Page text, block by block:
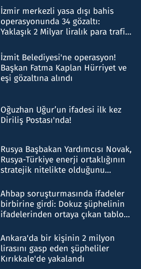
İzmir merkezli yasa dışı bahis
operasyonunda 34 gözaltı:
Yaklaşık 2 Milyar liralık para trafiği
İzmit Belediyesi'ne operasyon!
Başkan Fatma Kaplan Hürriyet ve
eşi gözaltına alındı
Oğuzhan Uğur’un ifadesi ilk kez
Diriliş Postası'nda!
Rusya Başbakan Yardımcısı Novak,
Rusya-Türkiye enerji ortaklığının
stratejik nitelikte olduğunu
Ahbap soruşturmasında ifadeler
birbirine girdi: Dokuz şüphelinin
ifadelerinden ortaya çıkan tablo
Ankara'da bir kişinin 2 milyon
lirasını gasp eden şüpheliler
Kırıkkale'de yakalandı